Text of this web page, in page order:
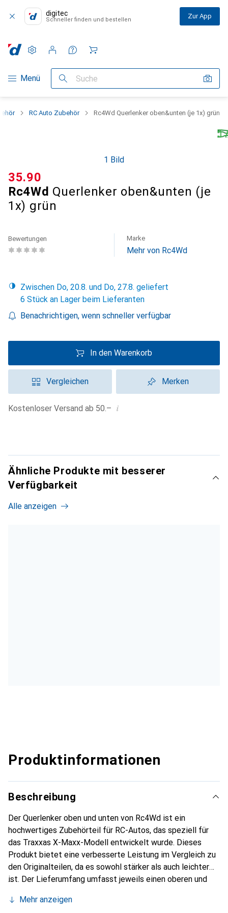
digitec
Schneller finden und bestellen Zur App
Navigation nach Kategorien
Menü Suche
Einstellungen
Kundenkonto
Vergleichslisten
Merklisten
Warenkorb
RC Auto Zubehör Rc4Wd Querlenker oben&unten (je 1x) grün
1 Bild
Rc4Wd Querlenker oben&unten (je
1x) grün
CHF
35.90
Bewertungen Marke
Mehr von Rc4Wd
Zwischen Do, 20.8. und Do, 27.8. geliefert
6 Stück an Lager beim Lieferanten
Benachrichtigen, wenn schneller verfügbar
In den Warenkorb
Vergleichen Merken
Kostenloser Versand ab 50.– i
Ähnliche Produkte mit besserer
Verfügbarkeit
Alle anzeigen
Produktinformationen
Beschreibung
Der Querlenker oben und unten von Rc4Wd ist ein
hochwertiges Zubehörteil für RC-Autos, das speziell für
das Traxxas X-Maxx-Modell entwickelt wurde. Dieses
Produkt bietet eine verbesserte Leistung im Vergleich zu
den Originalteilen, da es sowohl stärker als auch leichter
ist. Der Lieferumfang umfasst jeweils einen oberen und
Querlenker sind darauf ausgelegt, die Haltbarkeit und
Mehr anzeigen